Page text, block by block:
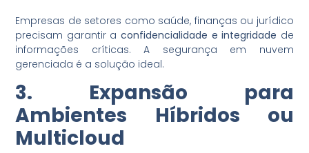
Empresas de setores como saúde, finanças ou jurídico
precisam garantir a confidencialidade e integridade de
informações críticas. A segurança em nuvem
gerenciada é a solução ideal.
3. Expansão para
Ambientes Híbridos ou
Multicloud